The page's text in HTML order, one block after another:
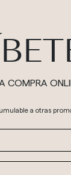
COMPRA
a otras